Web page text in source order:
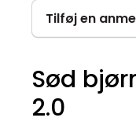
Tilføj en
Sød
2.0